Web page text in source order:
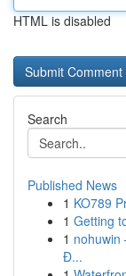
HTML is disabled
Search
Published News
1 KO789
1 Getting
1 nohuwin
Đ...